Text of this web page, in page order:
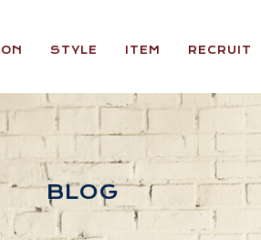
STYLE ITEM RECRUIT
BLOG